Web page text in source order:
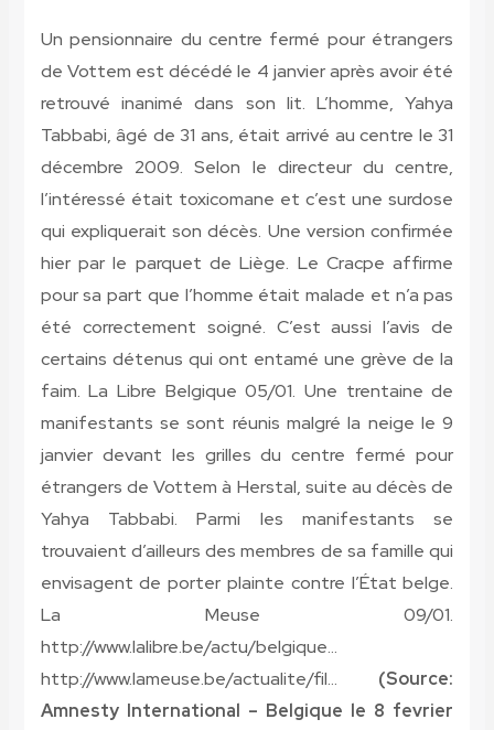
Un pensionnaire du centre fermé pour étrangers
de Vottem est décédé le 4 janvier après avoir été
retrouvé inanimé dans son lit. L’homme, Yahya
Tabbabi, âgé de 31 ans, était arrivé au centre le 31
décembre 2009. Selon le directeur du centre,
l’intéressé était toxicomane et c’est une surdose
qui expliquerait son décès. Une version confirmée
hier par le parquet de Liège. Le Cracpe affirme
pour sa part que l’homme était malade et n’a pas
été correctement soigné. C’est aussi l’avis de
certains détenus qui ont entamé une grève de la
faim. La Libre Belgique 05/01. Une trentaine de
manifestants se sont réunis malgré la neige le 9
janvier devant les grilles du centre fermé pour
étrangers de Vottem à Herstal, suite au décès de
Yahya Tabbabi. Parmi les manifestants se
trouvaient d’ailleurs des membres de sa famille qui
envisagent de porter plainte contre l’État belge.
La Meuse 09/01.
http://www.lalibre.be/actu/belgique…
http://www.lameuse.be/actualite/fil… (Source:
Amnesty International – Belgique le 8 fevrier